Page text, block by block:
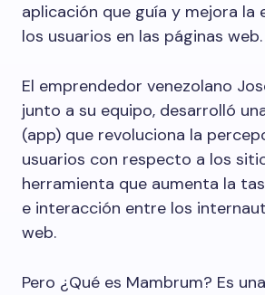
aplicación que guía y mejora la
los usuarios en las páginas web.
El emprendedor venezolano
junto a su equipo, desarrolló
(app) que revoluciona la
usuarios con respecto a los
herramienta que aumenta la
e interacción entre los
web.
Pero ¿Qué es Mambrum? Es